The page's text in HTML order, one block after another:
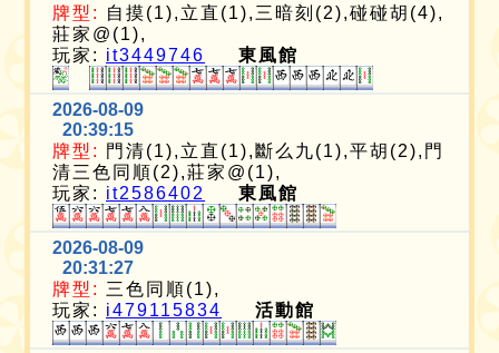
牌型:
自摸(1),立直(1),三暗刻(2),碰碰胡(4),
莊家@(1),
玩家: it3449746 東風館
2026-08-09
20:39:15
牌型:
門清(1),立直(1),斷么九(1),平胡(2),門
清三色同順(2),莊家@(1),
玩家: it2586402 東風館
2026-08-09
20:31:27
牌型: 三色同順(1),
玩家: i479115834 活動館